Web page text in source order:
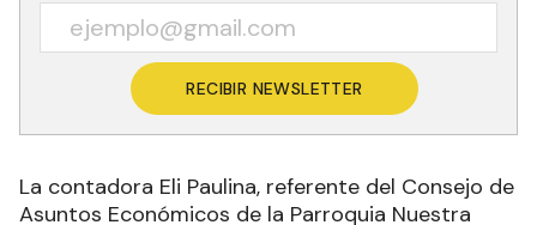
RECIBIR NEWSLETTER
La contadora Eli Paulina, referente del Consejo de
Asuntos Económicos de la Parroquia Nuestra